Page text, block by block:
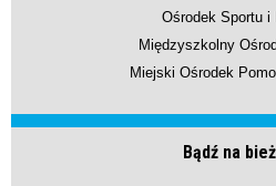
Ośrodek Sportu i
Międzyszkolny
Miejski Ośrodek
Bądź na